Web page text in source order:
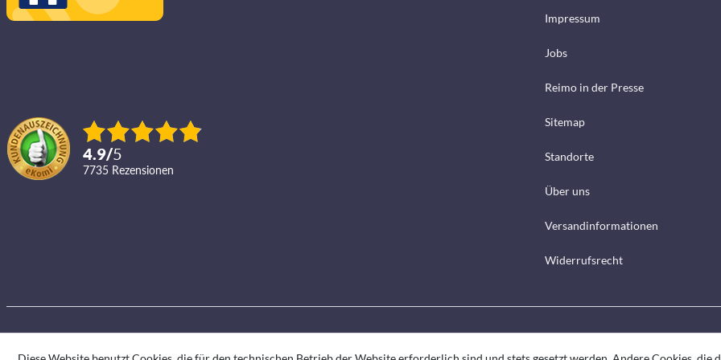
4.9/5
7735 Rezensionen
Impressum
Jobs
Reimo in der Presse
Sitemap
Standorte
Über uns
Versandinformationen
Widerrufsrecht